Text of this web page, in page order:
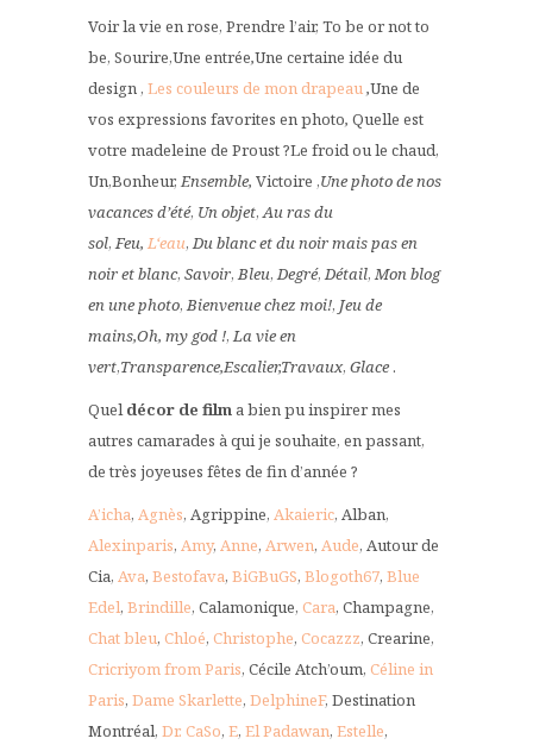
Voir la vie en rose, Prendre l’air, To be or not to
be, Sourire,Une entrée,Une certaine idée du
design , Les couleurs de mon drapeau,Une de
vos expressions favorites en photo, Quelle est
votre madeleine de Proust ?Le froid ou le chaud,
Un,Bonheur, Ensemble, Victoire ,Une photo de nos
vacances d’été, Un objet,Au ras du
sol,Feu, L‘eau,Du blanc et du noir mais pas en
noir et blanc, Savoir,Bleu,Degré,Détail,Mon blog
en une photo,Bienvenue chez moi!, Jeu de
mains,Oh, my god !,La vie en
vert,Transparence,Escalier,Travaux, Glace .
Queldécor de film a bien pu inspirer mes
autres camarades à qui je souhaite, en passant,
de très joyeuses fêtes de fin d’année ?
A’icha, Agnès, Agrippine, Akaieric, Alban,
Alexinparis, Amy, Anne, Arwen, Aude, Autour de
Cia, Ava, Bestofava, BiGBuGS, Blogoth67, Blue
Edel, Brindille, Calamonique, Cara, Champagne,
Chat bleu, Chloé, Christophe, Cocazzz, Crearine,
Cricriyom from Paris, Cécile Atch’oum, Céline in
Paris, Dame Skarlette, DelphineF, Destination
Montréal, Dr. CaSo, E, El Padawan, Estelle,